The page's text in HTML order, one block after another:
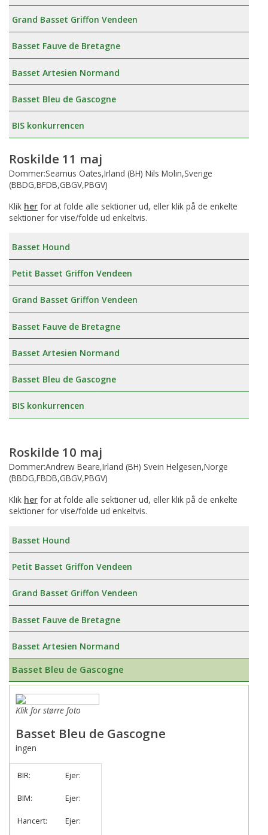
Grand Basset Griffon Vendeen
Basset Fauve de Bretagne
Basset Artesien Normand
Basset Bleu de Gascogne
BIS konkurrencen
Roskilde 11 maj
Dommer:Seamus Oates,Irland (BH) Nils Molin,Sverige
(BBDG,BFDB,GBGV,PBGV)
Klik her for at folde alle sektioner ud, eller klik på de enkelte
sektioner for vise/folde ud enkeltvis.
Basset Hound
Petit Basset Griffon Vendeen
Grand Basset Griffon Vendeen
Basset Fauve de Bretagne
Basset Artesien Normand
Basset Bleu de Gascogne
BIS konkurrencen
Roskilde 10 maj
Dommer:Andrew Beare,Irland (BH) Svein Helgesen,Norge
(BBDG,FBDB,GBGV,PBGV)
Klik her for at folde alle sektioner ud, eller klik på de enkelte
sektioner for vise/folde ud enkeltvis.
Basset Hound
Petit Basset Griffon Vendeen
Grand Basset Griffon Vendeen
Basset Fauve de Bretagne
Basset Artesien Normand
Basset Bleu de Gascogne
Klik for større foto
Basset Bleu de Gascogne
ingen
BIR: Ejer:
BIM: Ejer:
Hancert: Ejer: